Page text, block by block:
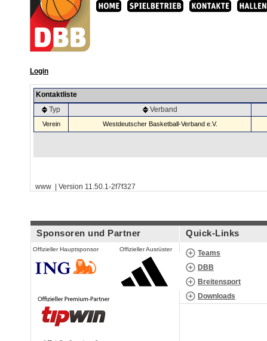
Login
Kontaktliste
Typ
Verband
Verein Westdeutscher Basketball-Verband e.V.
www | Version 11.50.1-2f7f327
Sponsoren und Partner
Offizieller Hauptsponsor Offizieller Ausrüster
Quick-Links
Teams
DBB
Breitensport
Downloads